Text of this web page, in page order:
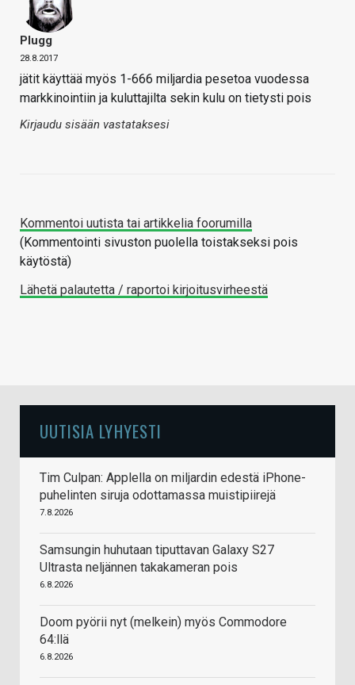
Plugg
28.8.2017
jätit käyttää myös 1-666 miljardia pesetoa vuodessa
markkinointiin ja kuluttajilta sekin kulu on tietysti pois
Kirjaudu sisään vastataksesi
Kommentoi uutista tai artikkelia foorumilla
(Kommentointi sivuston puolella toistakseksi pois
käytöstä)
Lähetä palautetta / raportoi kirjoitusvirheestä
UUTISIA LYHYESTI
Tim Culpan: Applella on miljardin edestä iPhone-
puhelinten siruja odottamassa muistipiirejä
7.8.2026
Samsungin huhutaan tiputtavan Galaxy S27
Ultrasta neljännen takakameran pois
6.8.2026
Doom pyörii nyt (melkein) myös Commodore
64:llä
6.8.2026